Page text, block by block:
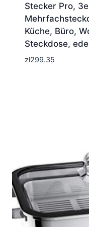
Stecker Pro,
Küche, Büro,
Steckdose,
zł299.35